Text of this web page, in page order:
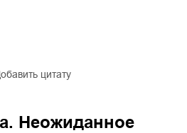
цитату
Неожиданное